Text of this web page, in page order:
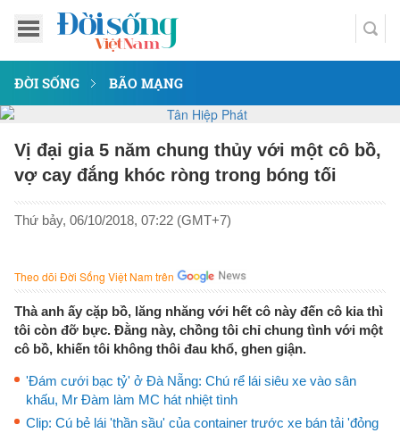
ĐỜI SỐNG BÃO MẠNG
Vị đại gia 5 năm chung thủy với một cô bồ,
vợ cay đắng khóc ròng trong bóng tối
Thứ bảy, 06/10/2018, 07:22 (GMT+7)
Theo dõi Đời Sống Việt Nam trên
Thà anh ấy cặp bồ, lăng nhăng với hết cô này đến cô kia thì
tôi còn đỡ bực. Đằng này, chồng tôi chỉ chung tình với một
cô bồ, khiến tôi không thôi đau khổ, ghen giận.
'Đám cưới bạc tỷ' ở Đà Nẵng: Chú rể lái siêu xe vào sân
khấu, Mr Đàm làm MC hát nhiệt tình
Clip: Cú bẻ lái 'thần sầu' của container trước xe bán tải 'đỏng